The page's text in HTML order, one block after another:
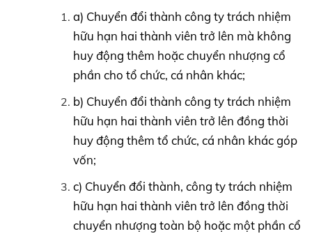
a) Chuyển đổi thành công ty trách nhiệm
hữu hạn hai thành viên trở lên mà không
huy động thêm hoặc chuyển nhượng cổ
phần cho tổ chức, cá nhân khác;
b) Chuyển đổi thành công ty trách nhiệm
hữu hạn hai thành viên trở lên đồng thời
huy động thêm tổ chức, cá nhân khác góp
vốn;
c) Chuyển đổi thành, công ty trách nhiệm
hữu hạn hai thành viên trở lên đồng thời
chuyển nhượng toàn bộ hoặc một phần cổ